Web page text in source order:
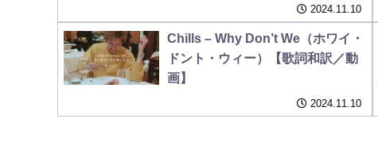
2024.11.10
Chills – Why Don’t We（ホワイ・
ドント・ウィー）【歌詞和訳／動
画】
2024.11.10